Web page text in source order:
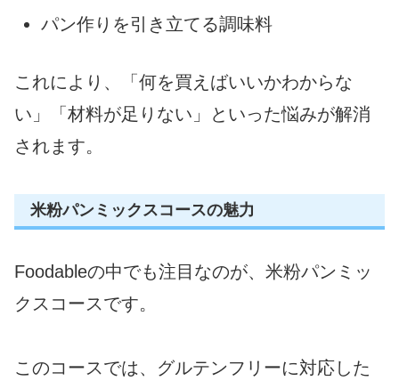
パン作りを引き立てる調味料
これにより、「何を買えばいいかわからな
い」「材料が足りない」といった悩みが解消
されます。
米粉パンミックスコースの魅力
Foodableの中でも注目なのが、米粉パンミッ
クスコースです。
このコースでは、グルテンフリーに対応した